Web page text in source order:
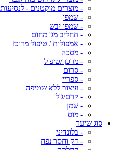
- מוצרים מוקטנים - לנסיעות
- שמפו
- שמפו יבש
- תחליב מגן מחום
- אמפולות / טיפול מרוכז
- מסכה
- מרכך/טיפול
- סרום
- ספריי
- עיצוב ללא שטיפה
- קרם/ג'ל
- שמן
- מוס
סוג שיער
- בלונדיני
- דק וחסר נפח